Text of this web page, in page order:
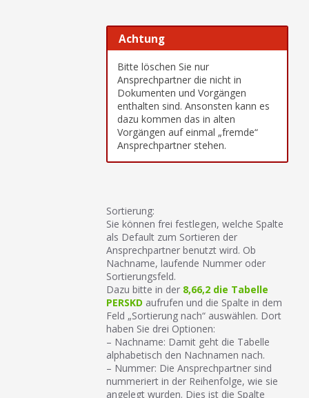
Achtung
Bitte löschen Sie nur
Ansprechpartner die nicht in
Dokumenten und Vorgängen
enthalten sind. Ansonsten kann es
dazu kommen das in alten
Vorgängen auf einmal „fremde“
Ansprechpartner stehen.
Sortierung:
Sie können frei festlegen, welche Spalte
als Default zum Sortieren der
Ansprechpartner benutzt wird. Ob
Nachname, laufende Nummer oder
Sortierungsfeld.
Dazu bitte in der 8,66,2 die Tabelle
PERSKD aufrufen und die Spalte in dem
Feld „Sortierung nach“ auswählen. Dort
haben Sie drei Optionen:
– Nachname: Damit geht die Tabelle
alphabetisch den Nachnamen nach.
– Nummer: Die Ansprechpartner sind
nummeriert in der Reihenfolge, wie sie
angelegt wurden. Dies ist die Spalte